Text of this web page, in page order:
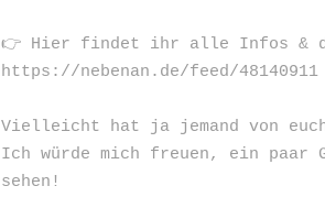
👉 Hier findet ihr alle Infos &
https://nebenan.de/feed/48140911
Vielleicht hat ja jemand von euch
Ich würde mich freuen, ein paar
sehen!